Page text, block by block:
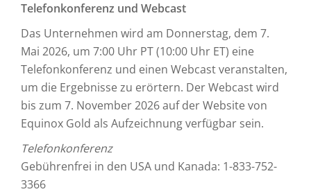
Telefonkonferenz und Webcast
Das Unternehmen wird am Donnerstag, dem 7.
Mai 2026, um 7:00 Uhr PT (10:00 Uhr ET) eine
Telefonkonferenz und einen Webcast veranstalten,
um die Ergebnisse zu erörtern. Der Webcast wird
bis zum 7. November 2026 auf der Website von
Equinox Gold als Aufzeichnung verfügbar sein.
Telefonkonferenz
Gebührenfrei in den USA und Kanada: 1-833-752-
3366